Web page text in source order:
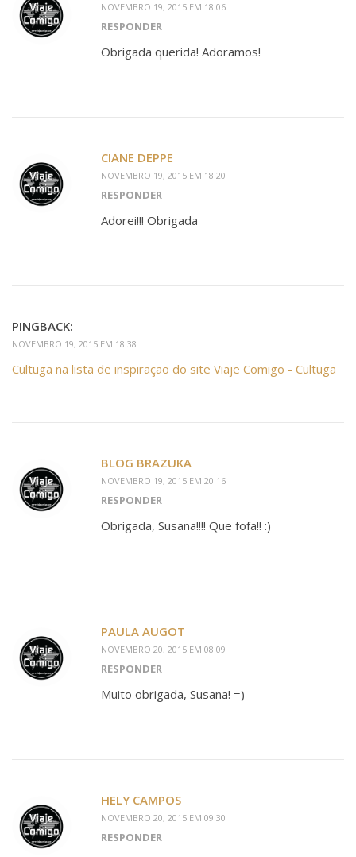
NOVEMBRO 19, 2015 EM 18:06
RESPONDER
Obrigada querida! Adoramos!
CIANE DEPPE
NOVEMBRO 19, 2015 EM 18:20
RESPONDER
Adorei!!! Obrigada
PINGBACK:
NOVEMBRO 19, 2015 EM 18:38
Cultuga na lista de inspiração do site Viaje Comigo - Cultuga
BLOG BRAZUKA
NOVEMBRO 19, 2015 EM 20:16
RESPONDER
Obrigada, Susana!!!! Que fofa!! :)
PAULA AUGOT
NOVEMBRO 20, 2015 EM 08:09
RESPONDER
Muito obrigada, Susana! =)
HELY CAMPOS
NOVEMBRO 20, 2015 EM 09:30
RESPONDER